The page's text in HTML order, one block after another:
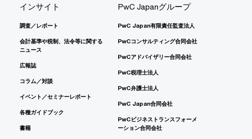
インサイト
調査／レポート
会計基準や税制、法令等に関する
ニュース
広報誌
コラム／対談
イベント／セミナーレポート
各種ガイドブック
書籍
PwC Japanグループ
PwC Japan有限責任監査法人
PwCコンサルティング合同会社
PwCアドバイザリー合同会社
PwC税理士法人
PwC弁護士法人
PwC Japan合同会社
PwCビジネストランスフォーメ
ーション合同会社